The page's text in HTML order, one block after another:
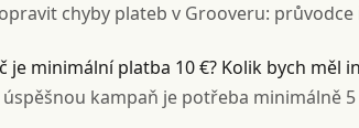
opravit chyby plateb v Grooveru:
je minimální platba 10 €? Kolik bych měl
úspěšnou kampaň je potřeba minimálně